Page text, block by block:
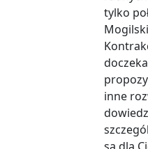
tylko
inne